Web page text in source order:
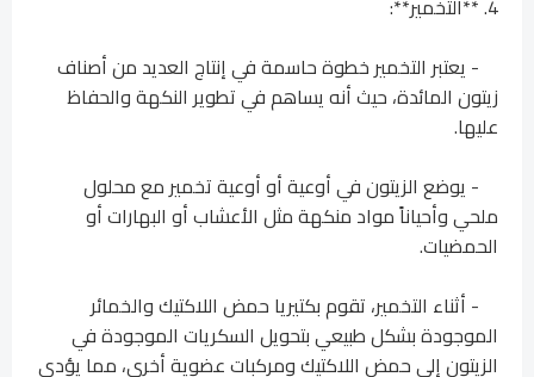
- يعتبر التخمير خطوة حاسمة في إنتاج العديد من أصناف
زيتون المائدة، حيث أنه يساهم في تطوير النكهة والحفاظ
عليها.
- يوضع الزيتون في أوعية أو أوعية تخمير مع محلول
ملحي وأحياناً مواد منكهة مثل الأعشاب أو البهارات أو
الحمضيات.
- أثناء التخمير، تقوم بكتيريا حمض اللاكتيك والخمائر
الموجودة بشكل طبيعي بتحويل السكريات الموجودة في
الزيتون إلى حمض اللاكتيك ومركبات عضوية أخرى، مما يؤدي